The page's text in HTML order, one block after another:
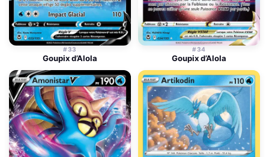
#33
Goupix d’Alola
#34
Goupix d’Alola